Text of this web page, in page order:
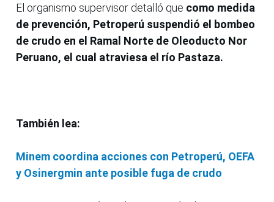
El organismo supervisor detalló que como medida
de prevención, Petroperú suspendió el bombeo
de crudo en el Ramal Norte de Oleoducto Nor
Peruano, el cual atraviesa el río Pastaza.
También lea:
Minem coordina acciones con Petroperú, OEFA
y Osinergmin ante posible fuga de crudo